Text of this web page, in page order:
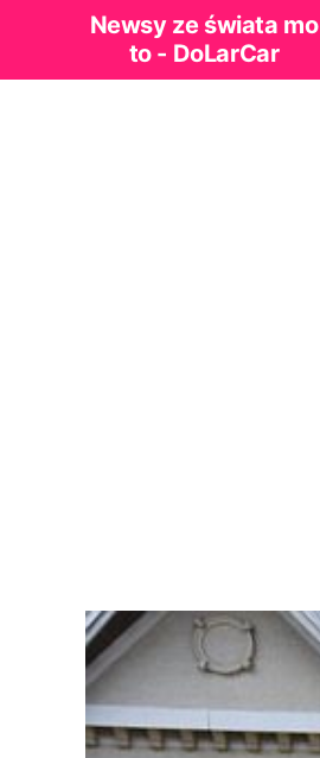
Newsy ze świata mo
to - DoLarCar